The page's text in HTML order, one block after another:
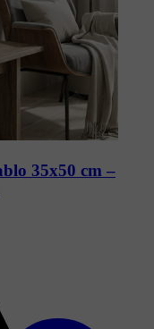
35x50 cm –